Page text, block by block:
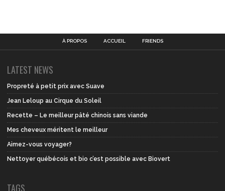
À PROPOS ACCUEIL FRIENDS
LATEST NEWS
Propreté à petit prix avec Suave
Jean Leloup au Cirque du Soleil
Recette – Le meilleur pâté chinois sans viande
Mes cheveux méritent le meilleur
Aimez-vous voyager?
Nettoyer québécois et bio c’est possible avec Biovert
TAGS